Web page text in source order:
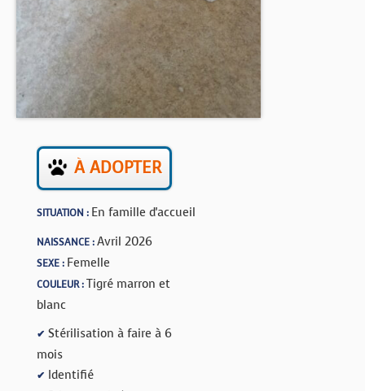
FORUM
À ADOPTER
SITUATION : En famille d'accueil
NAISSANCE :Avril 2026
SEXE : Femelle
COULEUR :Tigré marron et
blanc
✔ Stérilisation à faire à 6
mois
✔ Identifié